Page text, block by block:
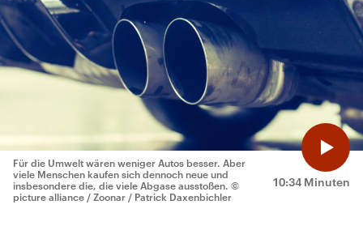
10:34 Minuten
Für die Umwelt wären weniger Autos besser. Aber
viele Menschen kaufen sich dennoch neue und
insbesondere die, die viele Abgase ausstoßen. ©
picture alliance / Zoonar / Patrick Daxenbichler